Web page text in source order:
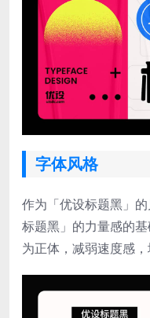
字体风格
作为「优设标题黑」
标题黑」的力量感的
为正体，减弱速度感